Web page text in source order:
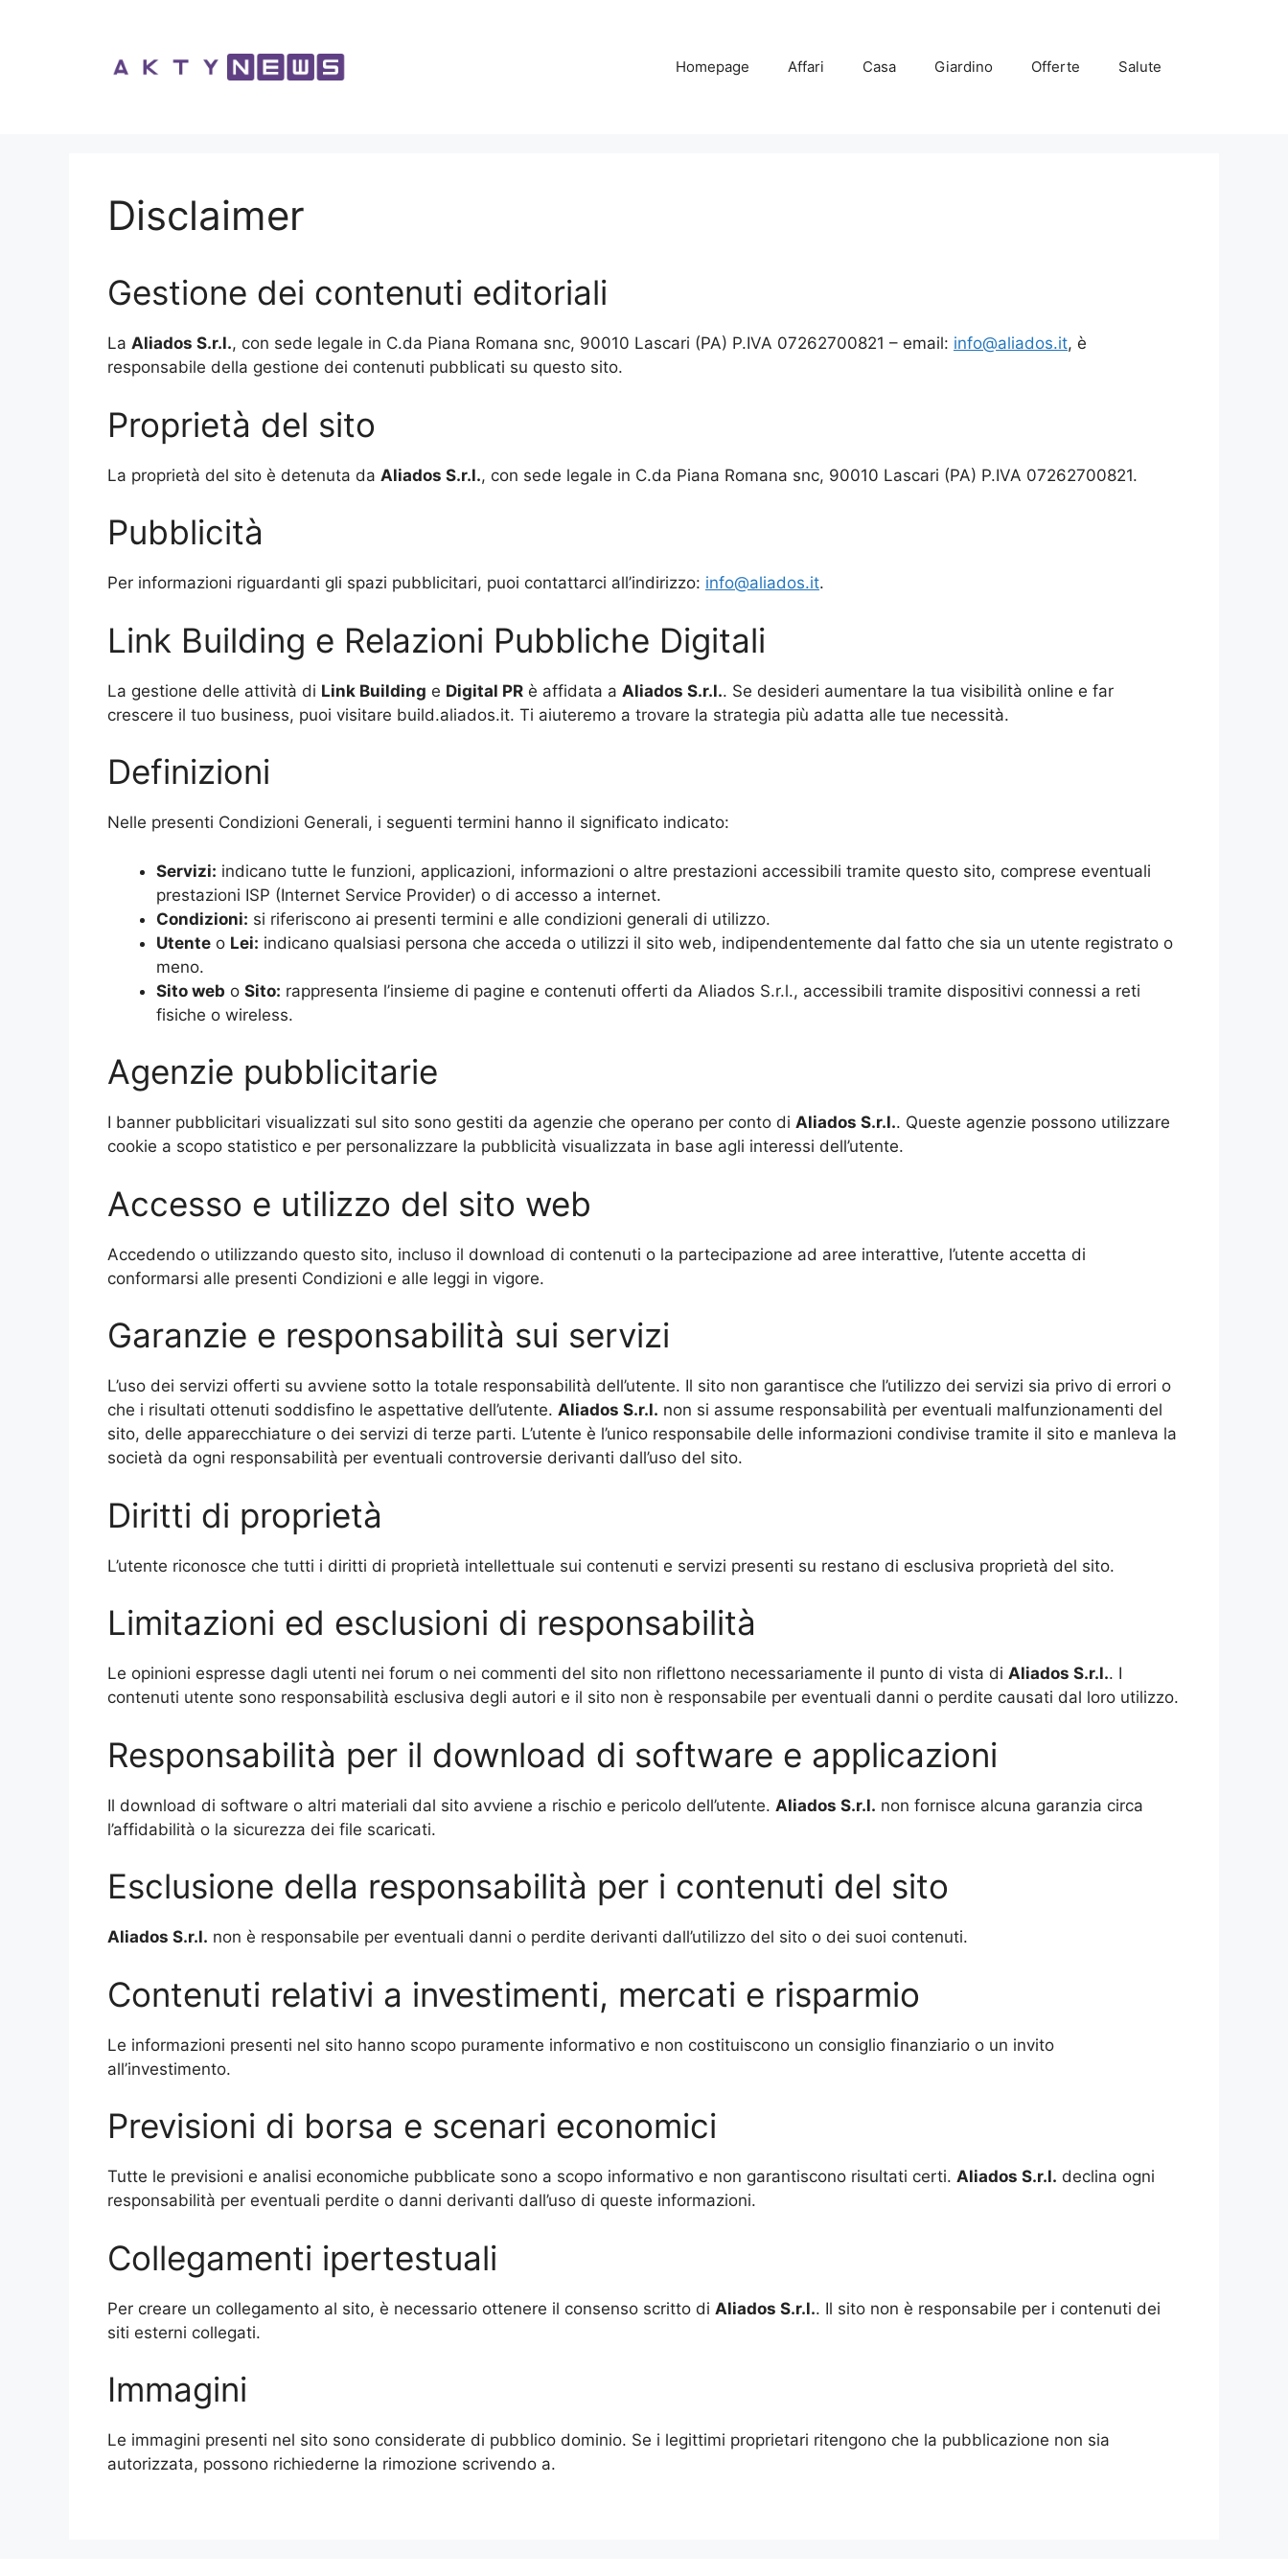
Homepage Affari Casa Giardino Offerte Salute
Disclaimer
Gestione dei contenuti editoriali
La Aliados S.r.l., con sede legale in C.da Piana Romana snc, 90010 Lascari (PA) P.IVA 07262700821 – email: info@aliados.it, è
responsabile della gestione dei contenuti pubblicati su questo sito.
Proprietà del sito
La proprietà del sito è detenuta da Aliados S.r.l., con sede legale in C.da Piana Romana snc, 90010 Lascari (PA) P.IVA 07262700821.
Pubblicità
Per informazioni riguardanti gli spazi pubblicitari, puoi contattarci all’indirizzo: info@aliados.it.
Link Building e Relazioni Pubbliche Digitali
La gestione delle attività di Link Building e Digital PR è affidata a Aliados S.r.l.. Se desideri aumentare la tua visibilità online e far
crescere il tuo business, puoi visitare build.aliados.it. Ti aiuteremo a trovare la strategia più adatta alle tue necessità.
Definizioni
Nelle presenti Condizioni Generali, i seguenti termini hanno il significato indicato:
Servizi: indicano tutte le funzioni, applicazioni, informazioni o altre prestazioni accessibili tramite questo sito, comprese eventuali
prestazioni ISP (Internet Service Provider) o di accesso a internet.
Condizioni: si riferiscono ai presenti termini e alle condizioni generali di utilizzo.
Utente o Lei: indicano qualsiasi persona che acceda o utilizzi il sito web, indipendentemente dal fatto che sia un utente registrato o
meno.
Sito web o Sito: rappresenta l’insieme di pagine e contenuti offerti da Aliados S.r.l., accessibili tramite dispositivi connessi a reti
fisiche o wireless.
Agenzie pubblicitarie
I banner pubblicitari visualizzati sul sito sono gestiti da agenzie che operano per conto di Aliados S.r.l.. Queste agenzie possono utilizzare
cookie a scopo statistico e per personalizzare la pubblicità visualizzata in base agli interessi dell’utente.
Accesso e utilizzo del sito web
Accedendo o utilizzando questo sito, incluso il download di contenuti o la partecipazione ad aree interattive, l’utente accetta di
conformarsi alle presenti Condizioni e alle leggi in vigore.
Garanzie e responsabilità sui servizi
L’uso dei servizi offerti su avviene sotto la totale responsabilità dell’utente. Il sito non garantisce che l’utilizzo dei servizi sia privo di errori o
che i risultati ottenuti soddisfino le aspettative dell’utente. Aliados S.r.l. non si assume responsabilità per eventuali malfunzionamenti del
sito, delle apparecchiature o dei servizi di terze parti. L’utente è l’unico responsabile delle informazioni condivise tramite il sito e manleva la
società da ogni responsabilità per eventuali controversie derivanti dall’uso del sito.
Diritti di proprietà
L’utente riconosce che tutti i diritti di proprietà intellettuale sui contenuti e servizi presenti su restano di esclusiva proprietà del sito.
Limitazioni ed esclusioni di responsabilità
Le opinioni espresse dagli utenti nei forum o nei commenti del sito non riflettono necessariamente il punto di vista di Aliados S.r.l.. I
contenuti utente sono responsabilità esclusiva degli autori e il sito non è responsabile per eventuali danni o perdite causati dal loro utilizzo.
Responsabilità per il download di software e applicazioni
Il download di software o altri materiali dal sito avviene a rischio e pericolo dell’utente. Aliados S.r.l. non fornisce alcuna garanzia circa
l’affidabilità o la sicurezza dei file scaricati.
Esclusione della responsabilità per i contenuti del sito
Aliados S.r.l. non è responsabile per eventuali danni o perdite derivanti dall’utilizzo del sito o dei suoi contenuti.
Contenuti relativi a investimenti, mercati e risparmio
Le informazioni presenti nel sito hanno scopo puramente informativo e non costituiscono un consiglio finanziario o un invito
all’investimento.
Previsioni di borsa e scenari economici
Tutte le previsioni e analisi economiche pubblicate sono a scopo informativo e non garantiscono risultati certi. Aliados S.r.l. declina ogni
responsabilità per eventuali perdite o danni derivanti dall’uso di queste informazioni.
Collegamenti ipertestuali
Per creare un collegamento al sito, è necessario ottenere il consenso scritto di Aliados S.r.l.. Il sito non è responsabile per i contenuti dei
siti esterni collegati.
Immagini
Le immagini presenti nel sito sono considerate di pubblico dominio. Se i legittimi proprietari ritengono che la pubblicazione non sia
autorizzata, possono richiederne la rimozione scrivendo a.